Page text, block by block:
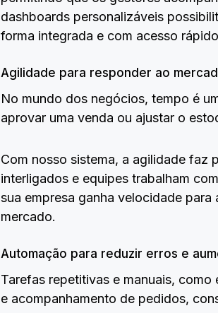
dashboards personalizáveis
forma integrada e com acesso
Agilidade para responder ao
No mundo dos negócios, tempo é
aprovar uma venda ou ajustar o
Com nosso sistema, a agilidade faz
interligados e equipes trabalham
sua empresa ganha velocidade
mercado.
Automação para reduzir erros e
Tarefas repetitivas e manuais,
e acompanhamento de pedidos,